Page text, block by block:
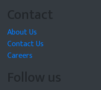
Contact
About Us
Contact Us
Careers
Follow us